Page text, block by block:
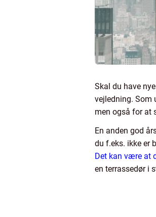
Skal du have
vejledning. Som
men også for at
En anden god
du f.eks. ikke er
Det kan være at
en terrassedør i